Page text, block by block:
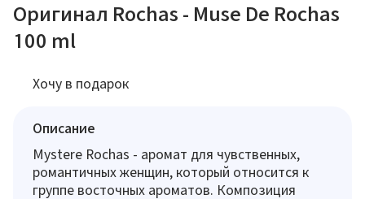
Оригинал Rochas - Muse De Rochas
100 ml
Хочу в подарок
Описание
Mystere Rochas - аромат для чувственных,
романтичных женщин, который относится к
группе восточных ароматов. Композиция